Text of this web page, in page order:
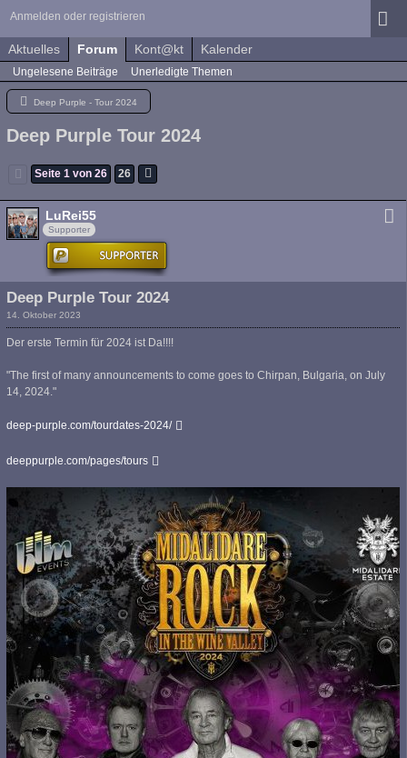
Anmelden oder registrieren
Aktuelles Forum Kont@kt Kalender
Ungelesene Beiträge Unerledigte Themen
Deep Purple - Tour 2024
Deep Purple Tour 2024
Seite 1 von 26 26
LuRei55
Supporter
Deep Purple Tour 2024
14. Oktober 2023
Der erste Termin für 2024 ist Da!!!!
"The first of many announcements to come goes to Chirpan, Bulgaria, on July
14, 2024."
deep-purple.com/tourdates-2024/
deeppurple.com/pages/tours